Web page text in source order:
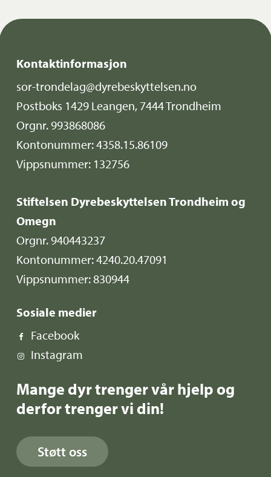
Kontaktinformasjon
sor-trondelag@dyrebeskyttelsen.no
Postboks 1429 Leangen, 7444 Trondheim
Orgnr. 993868086
Kontonummer: 4358.15.86109
Vippsnummer: 132756
Stiftelsen Dyrebeskyttelsen Trondheim og
Omegn
Orgnr. 940443237
Kontonummer: 4240.20.47091
Vippsnummer: 830944
Sosiale medier
Facebook
Instagram
Mange dyr trenger vår hjelp og
derfor trenger vi din!
Støtt oss